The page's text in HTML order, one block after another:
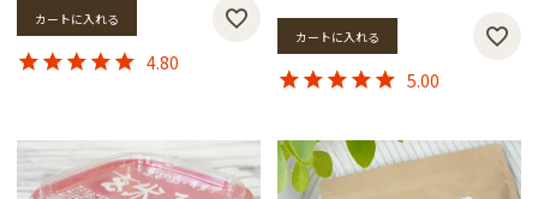
カートに入れる
4.80
カートに入れる
5.00